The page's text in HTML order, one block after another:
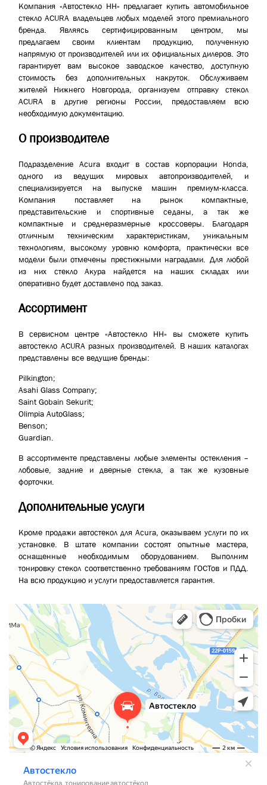
Компания «Автостекло НН» предлагает купить автомобильное
стекло ACURA владельцев любых моделей этого премиального
бренда. Являясь сертифицированным центром, мы
предлагаем своим клиентам продукцию, полученную
напрямую от производителей или их официальных дилеров. Это
гарантирует вам высокое заводское качество, доступную
стоимость без дополнительных накруток. Обслуживаем
жителей Нижнего Новгорода, организуем отправку стекол
ACURA в другие регионы России, предоставляем всю
необходимую документацию.
О производителе
Подразделение Acura входит в состав корпорации Honda,
одного из ведущих мировых автопроизводителей, и
специализируется на выпуске машин премиум-класса.
Компания поставляет на рынок компактные,
представительские и спортивные седаны, а так же
компактные и среднеразмерные кроссоверы. Благодаря
отличным техническим характеристикам, уникальным
технологиям, высокому уровню комфорта, практически все
модели были отмечены престижными наградами. Для любой
из них стекло Акура найдется на наших складах или
оперативно будет доставлено под заказ.
Ассортимент
В сервисном центре «Автостекло НН» вы сможете купить
автостекло ACURA разных производителей. В наших каталогах
представлены все ведущие бренды:
Pilkington;
Asahi Glass Company;
Saint Gobain Sekurit;
Olimpia AutoGlass;
Benson;
Guardian.
В ассортименте представлены любые элементы остекления –
лобовые, задние и дверные стекла, а так же кузовные
форточки.
Дополнительные услуги
Кроме продажи автостекол для Acura, оказываем услуги по их
установке. В штате компании состоят опытные мастера,
оснащенные необходимым оборудованием. Выполним
тонировку стекол соответственно требованиям ГОСТов и ПДД.
На всю продукцию и услуги предоставляется гарантия.